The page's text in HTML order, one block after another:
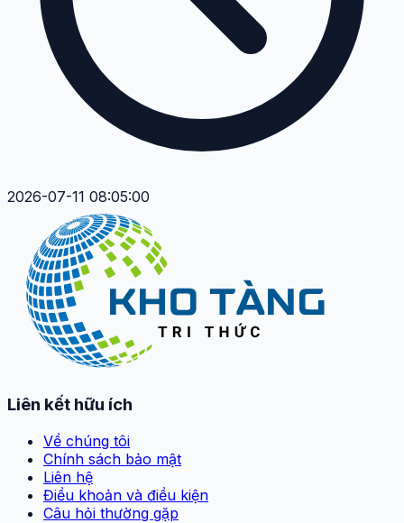
2026-07-11 08:05:00
Liên kết hữu ích
Về chúng tôi
Chính sách bảo mật
Liên hệ
Điều khoản và điều kiện
Câu hỏi thường gặp